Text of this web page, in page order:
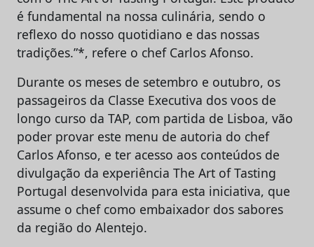
é fundamental na nossa culinária, sendo o
reflexo do nosso quotidiano e das nossas
tradições.”*, refere o chef Carlos Afonso.
Durante os meses de setembro e outubro, os
passageiros da Classe Executiva dos voos de
longo curso da TAP, com partida de Lisboa, vão
poder provar este menu de autoria do chef
Carlos Afonso, e ter acesso aos conteúdos de
divulgação da experiência The Art of Tasting
Portugal desenvolvida para esta iniciativa, que
assume o chef como embaixador dos sabores
da região do Alentejo.